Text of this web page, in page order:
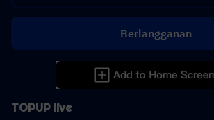
TOPUP live
Berlangganan